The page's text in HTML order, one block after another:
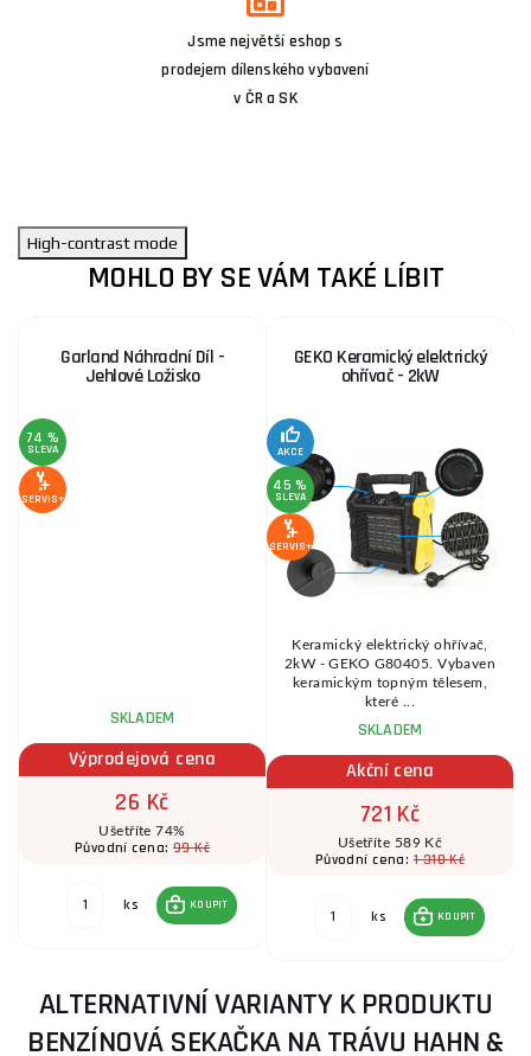
Jsme největší eshop s
prodejem dílenského vybavení
v ČR a SK
High-contrast mode
MOHLO BY SE VÁM TAKÉ LÍBIT
Garland Náhradní Díl -
Jehlové Ložisko
74 %
SLEVA
SERVIS+
SKLADEM
Výprodejová cena
26 Kč
Ušetříte 74%
Původní cena: 99 Kč
ks KOUPIT
GEKO Keramický elektrický
ohřívač - 2kW
AKCE
45 %
SLEVA
SERVIS+
Keramický elektrický ohřívač,
2kW - GEKO G80405. Vybaven
keramickým topným tělesem,
které ...
SKLADEM
Akční cena
721 Kč
Ušetříte 589 Kč
Původní cena:1 310 Kč
ks KOUPIT
ALTERNATIVNÍ VARIANTY K PRODUKTU
BENZÍNOVÁ SEKAČKA NA TRÁVU HAHN &